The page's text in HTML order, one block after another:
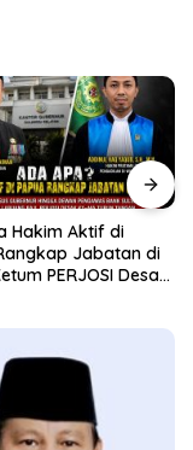
Hakim Aktif di
Jabatan di
PERJOSI Desak